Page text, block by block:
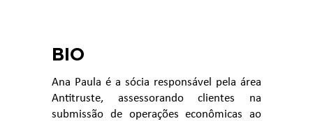
Ana Paula é a sócia responsável pela área
Antitruste, assessorando clientes na
submissão de operações econômicas ao
BIO